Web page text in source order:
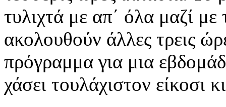
τυλιχτά με απ΄ όλα μαζί με
ακολουθούν άλλες τρεις
πρόγραμμα για μια
χάσει τουλάχιστον είκοσι